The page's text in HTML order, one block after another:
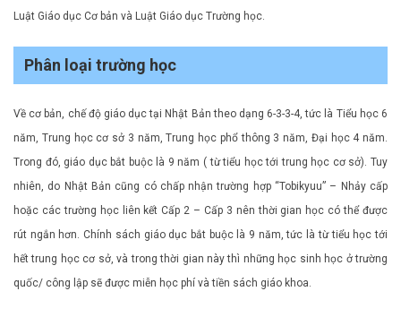
Luật Giáo dục Cơ bản và Luật Giáo dục Trường học.
Phân loại trường học
Về cơ bản, chế độ giáo dục tại Nhật Bản theo dạng 6-3-3-4, tức là Tiểu học 6
năm, Trung học cơ sở 3 năm, Trung học phổ thông 3 năm, Đại học 4 năm.
Trong đó, giáo dục bắt buộc là 9 năm ( từ tiểu học tới trung học cơ sở). Tuy
nhiên, do Nhật Bản cũng có chấp nhận trường hợp “Tobikyuu” – Nhảy cấp
hoặc các trường học liên kết Cấp 2 – Cấp 3 nên thời gian học có thể được
rút ngắn hơn. Chính sách giáo dục bắt buộc là 9 năm, tức là từ tiểu học tới
hết trung học cơ sở, và trong thời gian này thì những học sinh học ở trường
quốc/ công lập sẽ được miễn học phí và tiền sách giáo khoa.